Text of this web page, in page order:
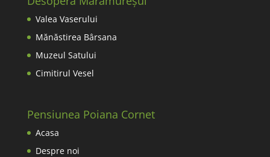
Valea Vaserului
Mănăstirea Bârsana
Muzeul Satului
Cimitirul Vesel
Pensiunea Poiana Cornet
Acasa
Despre noi